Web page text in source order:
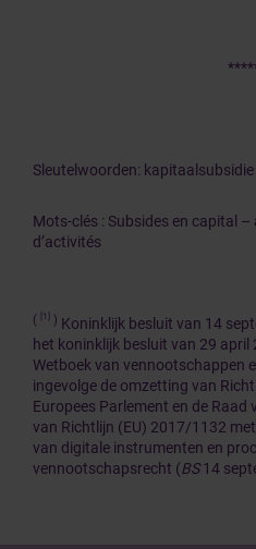
Sleutelwoorden:
Mots-clés : Subsides en capital
d’activités
( ) Koninklijk besluit van 14
het koninklijk besluit van 29
Wetboek van vennootschappen
ingevolge de omzetting van
Europees Parlement en de
van Richtlijn (EU) 2017/1132
van digitale instrumenten en
vennootschapsrecht (BS14